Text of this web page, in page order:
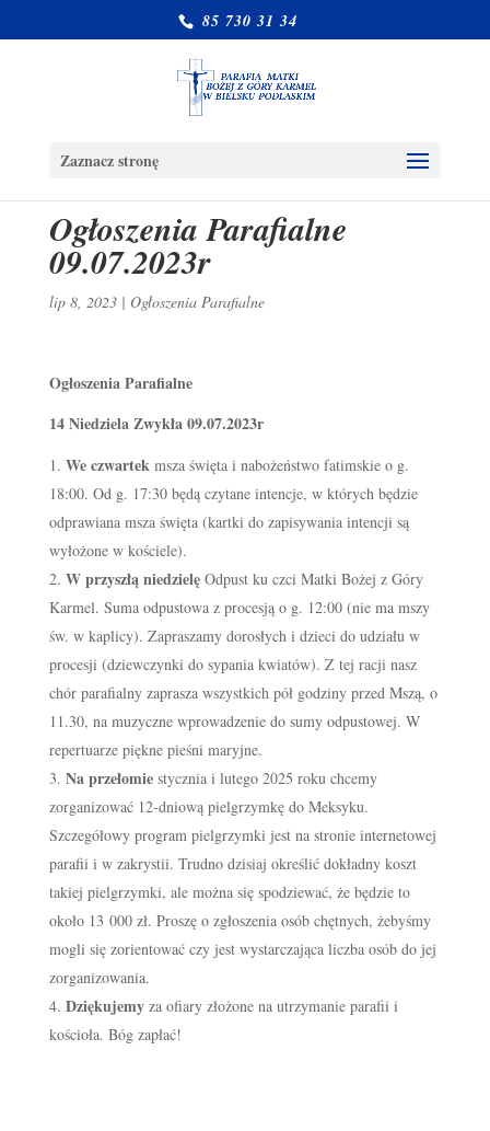
85 730 31 34
Zaznacz stronę
Ogłoszenia Parafialne
09.07.2023r
lip 8, 2023| Ogłoszenia Parafialne
Ogłoszenia Parafialne
14 Niedziela Zwykła 09.07.2023r
We czwartek msza święta i nabożeństwo fatimskie o g.
18:00. Od g. 17:30 będą czytane intencje, w których będzie
odprawiana msza święta (kartki do zapisywania intencji są
wyłożone w kościele).
W przyszłą niedzielę Odpust ku czci Matki Bożej z Góry
Karmel. Suma odpustowa z procesją o g. 12:00 (nie ma mszy
św. w kaplicy). Zapraszamy dorosłych i dzieci do udziału w
procesji (dziewczynki do sypania kwiatów). Z tej racji nasz
chór parafialny zaprasza wszystkich pół godziny przed Mszą, o
11.30, na muzyczne wprowadzenie do sumy odpustowej. W
repertuarze piękne pieśni maryjne.
Na przełomie stycznia i lutego 2025 roku chcemy
zorganizować 12-dniową pielgrzymkę do Meksyku.
Szczegółowy program pielgrzymki jest na stronie internetowej
parafii i w zakrystii. Trudno dzisiaj określić dokładny koszt
takiej pielgrzymki, ale można się spodziewać, że będzie to
około 13 000 zł. Proszę o zgłoszenia osób chętnych, żebyśmy
mogli się zorientować czy jest wystarczająca liczba osób do jej
zorganizowania.
Dziękujemy za ofiary złożone na utrzymanie parafii i
kościoła. Bóg zapłać!